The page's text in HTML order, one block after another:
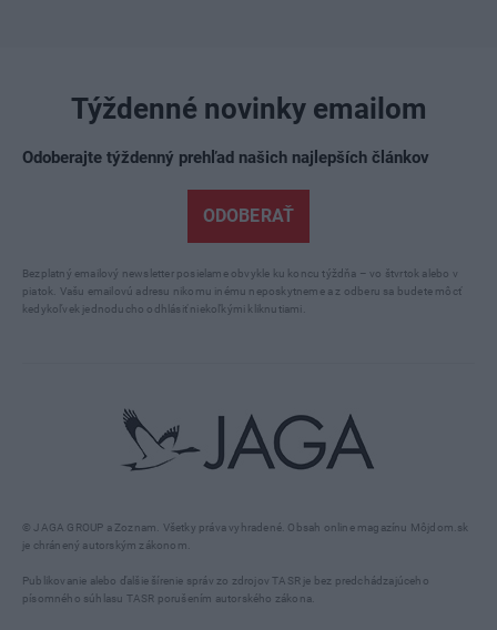
© JAGA GROUP a Zoznam. Všetky práva vyhradené. Obsah online magazínu Môjdom.sk
je chránený autorským zákonom.
Publikovanie alebo ďalšie šírenie správ zo zdrojov TASR je bez predchádzajúceho
písomného súhlasu TASR porušením autorského zákona.
Týždenné novinky emailom
Odoberajte týždenný prehľad našich najlepších článkov
ODOBERAŤ
Bezplatný emailový newsletter posielame obvykle ku koncu týždňa – vo štvrtok alebo v
piatok. Vašu emailovú adresu nikomu inému neposkytneme a z odberu sa budete môcť
kedykoľvek jednoducho odhlásiť niekoľkými kliknutiami.